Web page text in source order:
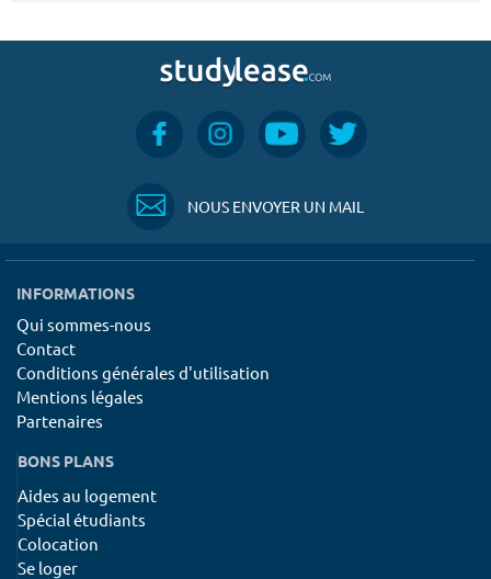
NOUS ENVOYER UN MAIL
INFORMATIONS
Qui sommes-nous
Contact
Conditions générales d'utilisation
Mentions légales
Partenaires
BONS PLANS
Aides au logement
Spécial étudiants
Colocation
Se loger